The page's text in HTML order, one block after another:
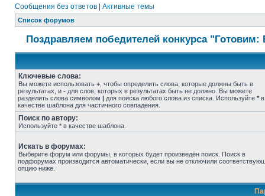
Сообщения без ответов Активные темы
Список форумов
Поздравляем победителей конкурса
Ключевые слова:
Вы можете использовать + , чтобы определить слова, которые должны быть в
результатах, и - для слов, которых в результатах быть не должно. Вы можете
разделить слова символом | для поиска любого слова из списка. Используйте * в
качестве шаблона для частичного совпадения.
Поиск по автору:
Используйте * в качестве шаблона.
Искать в форумах:
Выберите форум или форумы, в которых будет произведён поиск. Поиск в
подфорумах производится автоматически, если вы не отключили
опцию ниже.